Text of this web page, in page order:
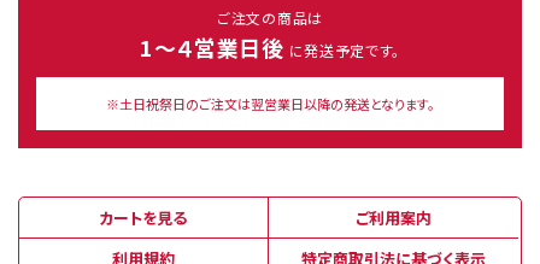
ご注文の商品は
1～４営業日後 に発送予定です。
※土日祝祭日のご注文は翌営業日以降の発送となります。
カートを見る
ご利用案内
利用規約
特定商取引法に基づく表示